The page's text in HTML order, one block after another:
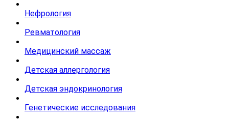
Нефрология
Ревматология
Медицинский массаж
Детская аллергология
Детская эндокринология
Генетические исследования